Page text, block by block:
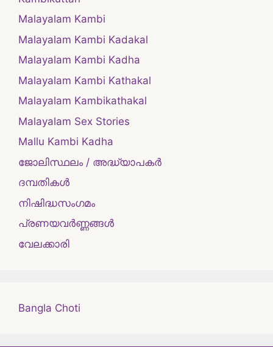
Malayalam Kambi
Malayalam Kambi Kadakal
Malayalam Kambi Kadha
Malayalam Kambi Kathakal
Malayalam Kambikathakal
Malayalam Sex Stories
Mallu Kambi Kadha
ജോലിസ്ഥലം / അദ്ധ്യാപകർ
ദമ്പതികള്‍
നിഷിദ്ധസംഗമം
പ്രണയവർണ്ണങ്ങൾ
വേലക്കാരി
Bangla Choti